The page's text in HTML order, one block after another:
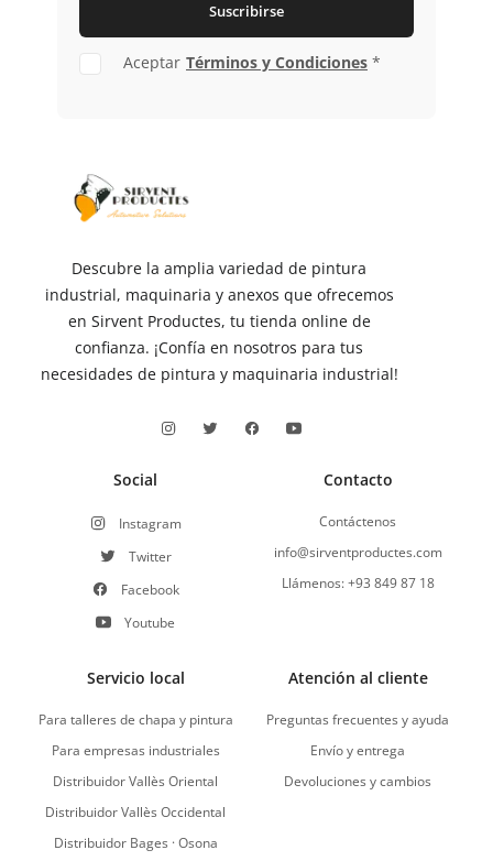
Suscribirse
Aceptar Términos y Condiciones *
Descubre la amplia variedad de pintura
industrial, maquinaria y anexos que ofrecemos
en Sirvent Productes, tu tienda online de
confianza. ¡Confía en nosotros para tus
necesidades de pintura y maquinaria industrial!
Social
Instagram
Twitter
Facebook
Youtube
Contacto
Contáctenos
info@sirventproductes.com
Llámenos: +93 849 87 18
Servicio local
Para talleres de chapa y pintura
Para empresas industriales
Distribuidor Vallès Oriental
Distribuidor Vallès Occidental
Distribuidor Bages · Osona
Atención al cliente
Preguntas frecuentes y ayuda
Envío y entrega
Devoluciones y cambios